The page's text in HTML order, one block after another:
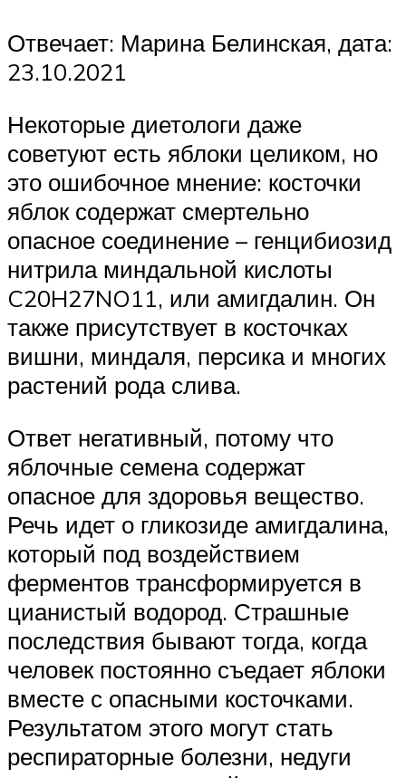
Отвечает: Марина Белинская, дата:
23.10.2021
Некоторые диетологи даже
советуют есть яблоки целиком, но
это ошибочное мнение: косточки
яблок содержат смертельно
опасное соединение – генцибиозид
нитрила миндальной кислоты
C20H27NO11, или амигдалин. Он
также присутствует в косточках
вишни, миндаля, персика и многих
растений рода слива.
Ответ негативный, потому что
яблочные семена содержат
опасное для здоровья вещество.
Речь идет о гликозиде амигдалина,
который под воздействием
ферментов трансформируется в
цианистый водород. Страшные
последствия бывают тогда, когда
человек постоянно съедает яблоки
вместе с опасными косточками.
Результатом этого могут стать
респираторные болезни, недуги